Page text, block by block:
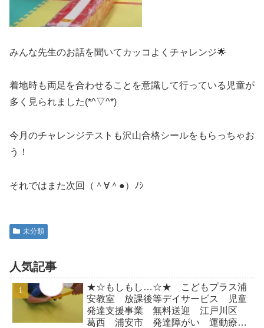
みんな先生のお話を聞いてカッコよくチャレンジ🌟
着地時も両足を合わせることを意識して行っている児童が
多く見られました(*^▽^*)
今月のチャレンジテストも沢山合格シールをもらっちゃお
う！
それではまた次回（＾∀＾●）ﾉｼ
未分類
人気記事
★☆もしもし…☆★ こどもプラス浦
安教室 放課後等デイサービス 児童
発達支援事業 無料送迎 江戸川区
葛西 浦安市 発達障がい 運動療